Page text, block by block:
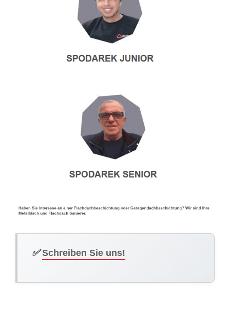
✅Schreiben Sie uns!